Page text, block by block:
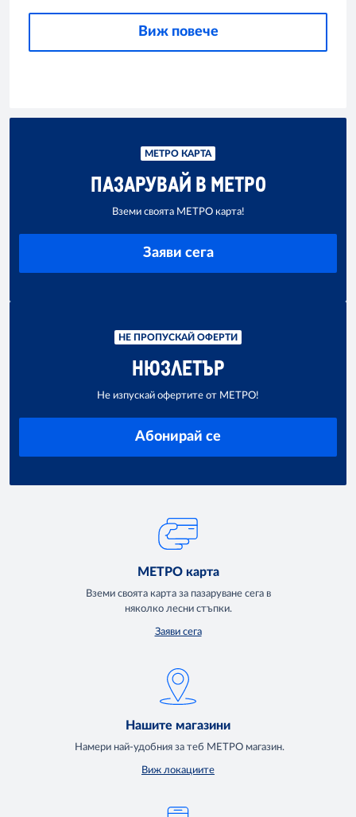
Виж повече
МЕТРО КАРТА
ПАЗАРУВАЙ В МЕТРО
Вземи своята МЕТРО карта!
Заяви сега
НЕ ПРОПУСКАЙ ОФЕРТИ
НЮЗЛЕТЪР
Не изпускай офертите от МЕТРО!
Абонирай се
МЕТРО карта
Вземи своята карта за пазаруване сега в
няколко лесни стъпки.
Заяви сега
Нашите магазини
Намери най-удобния за теб МЕТРО магазин.
Виж локациите